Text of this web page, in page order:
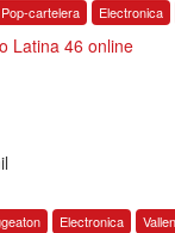
Pop-cartelera Electronica
Latina 46 online
Electronica